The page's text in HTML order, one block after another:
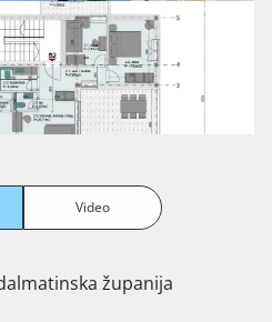
Video
županija